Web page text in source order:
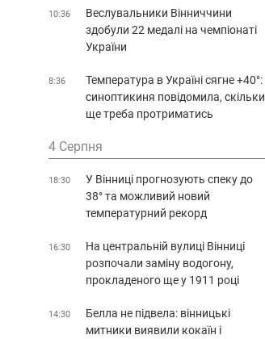
10:36
Веслувальники Вінниччини
здобули 22 медалі на чемпіонаті
України
8:36
Температура в Україні сягне +40°:
синоптикиня повідомила, скільки
ще треба протриматись
4 Серпня
18:30
У Вінниці прогнозують спеку до
38° та можливий новий
температурний рекорд
16:30
На центральній вулиці Вінниці
розпочали заміну водогону,
прокладеного ще у 1911 році
14:30
Белла не підвела: вінницькі
митники виявили кокаїн і